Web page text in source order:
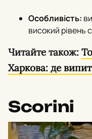
Особливість:
високий рівень
Читайте також:
Харкова: де
Scorini